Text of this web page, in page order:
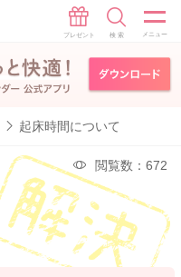
起床時間について
閲覧数：672